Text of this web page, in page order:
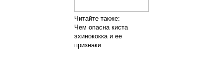
Читайте также:
Чем опасна киста
эхинококка и ее
признаки